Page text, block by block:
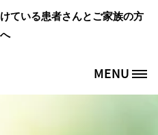
メインコンテンツに移動
ている患者さんとご家族の方
へ
MENU